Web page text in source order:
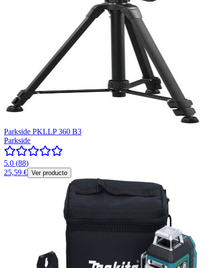
Parkside PKLLP 360 B3
Parkside
5.0 (88)
25,59 € Ver producto